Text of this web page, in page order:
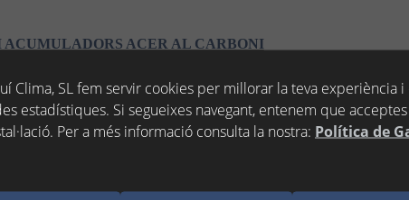
ACUMULADORS ACER AL CARBONI
Estoc Preu Dte.
50L. ASA
Clima, SL fem servir cookies per millorar la teva experiència
estadístiques. Si segueixes navegant, entenem que acceptes
Per a més informació consulta la nostra: Política de